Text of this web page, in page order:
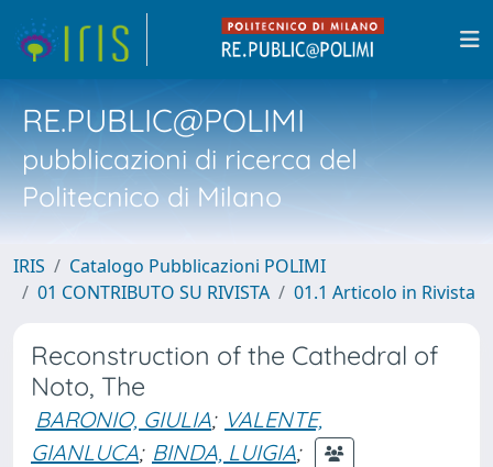
RE.PUBLIC@POLIMI
pubblicazioni di ricerca del
Politecnico di Milano
IRIS
Catalogo Pubblicazioni POLIMI
01 CONTRIBUTO SU RIVISTA
01.1 Articolo in Rivista
Reconstruction of the Cathedral of
Noto, The
BARONIO, GIULIA; VALENTE,
GIANLUCA; BINDA, LUIGIA;